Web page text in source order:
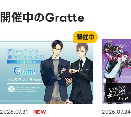
開催中のGratte
2026.07.31 2026.07.24